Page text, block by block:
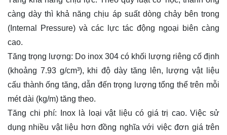
càng dày thì khả năng chịu áp suất dòng chảy bên trong
(Internal Pressure) và các lực tác động ngoại biên càng
cao.
Tăng trọng lượng: Do inox 304 có khối lượng riêng cố định
(khoảng 7.93 g/cm³), khi độ dày tăng lên, lượng vật liệu
cấu thành ống tăng, dẫn đến trọng lượng tổng thể trên mỗi
mét dài (kg/m) tăng theo.
Tăng chi phí: Inox là loại vật liệu có giá trị cao. Việc sử
dụng nhiều vật liệu hơn đồng nghĩa với việc đơn giá trên